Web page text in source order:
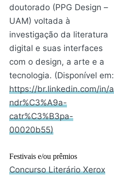
doutorado (PPG Design –
UAM) voltada à
investigação da literatura
digital e suas interfaces
com o design, a arte e a
tecnologia. (Disponível em:
https://br.linkedin.com/in/a
ndr%C3%A9a-
catr%C3%B3pa-
00020b55)
Festivais e/ou prêmios
Concurso Literário Xerox